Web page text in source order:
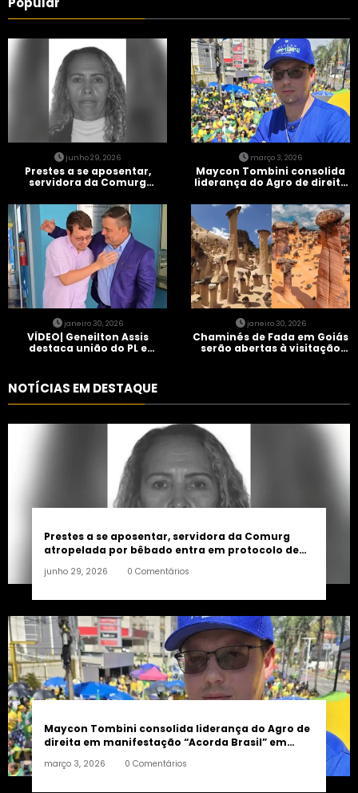
junho 29, 2026
Prestes a se aposentar,
servidora da Comurg
entra em protocolo de
morte encefálica
março 3, 2026
Maycon Tombini consolida
liderança do Agro de direita
Brasil” em Goiânia
janeiro 30, 2026
VÍDEO| Geneilton Assis
destaca união do PL e
janeiro 30, 2026
Chaminés de Fada em Goiás
serão abertas à visitação
NOTÍCIAS EM DESTAQUE
Prestes a se aposentar, servidora da Comurg
atropelada por bêbado entra em protocolo de
junho 29, 2026 0 Comentários
Maycon Tombini consolida liderança do Agro de
direita em manifestação “Acorda Brasil” em
março 3, 2026 0 Comentários